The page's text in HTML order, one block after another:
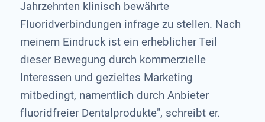
Jahrzehnten klinisch bewährte
Fluoridverbindungen infrage zu stellen. Nach
meinem Eindruck ist ein erheblicher Teil
dieser Bewegung durch kommerzielle
Interessen und gezieltes Marketing
mitbedingt, namentlich durch Anbieter
fluoridfreier Dentalprodukte", schreibt er.